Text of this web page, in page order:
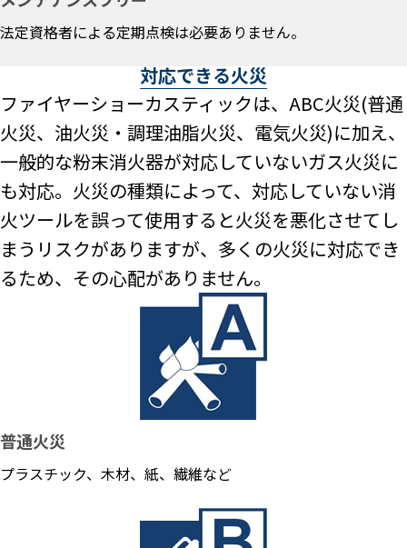
法定資格者による定期点検は必要ありません。
対応できる火災
ファイヤーショーカスティックは、ABC火災(普通
火災、油火災・調理油脂火災、電気火災)に加え、
一般的な粉末消火器が対応していないガス火災に
も対応。火災の種類によって、対応していない消
火ツールを誤って使用すると火災を悪化させてし
まうリスクがありますが、多くの火災に対応でき
るため、その心配がありません。
普通火災
プラスチック、木材、紙、繊維など